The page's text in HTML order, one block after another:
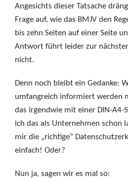
Angesichts dieser Tatsache
Frage auf, wie das BMJV den
bis zehn Seiten auf einer Seite
Antwort führt leider zur
nicht.
Denn noch bleibt ein Gedanke:
umfangreich informiert werden
das irgendwie mit einer DIN-A4-
ich das als Unternehmen schon
mir die „richtige“
einfach! Oder?
Nun ja, sagen wir es mal so: